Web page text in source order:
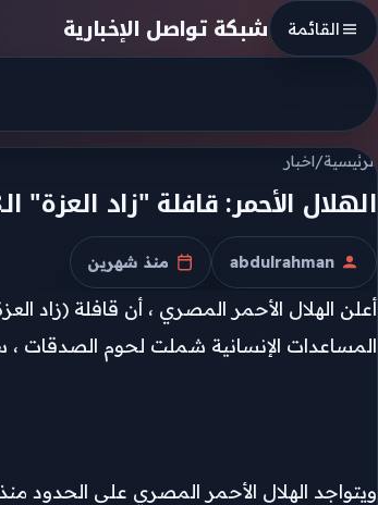
Skip to contentشبكة تواصل الإخبارية القائمة
الرئيسية/اخبار
الهلال الأحمر: قافلة "زاد العزة" الـ208 تحمل أكثر من ألفي طن من المساعدات
الكاتب
abdulrahman
تاريخ النشر
منذ شهرين
المساعدات الإنسانية شملت لحوم الصدقات ،
ويتواجد الهلال الأحمر المصري على الحدود